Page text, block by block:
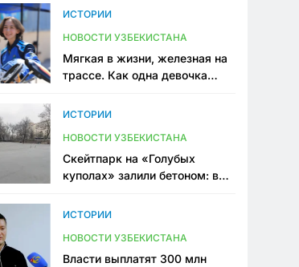
ИСТОРИИ
НОВОСТИ УЗБЕКИСТАНА
Мягкая в жизни, железная на
трассе. Как одна девочка
Узбекистане
ИСТОРИИ
НОВОСТИ УЗБЕКИСТАНА
Скейтпарк на «Голубых
куполах» залили бетоном: в
одно общественное
ИСТОРИИ
НОВОСТИ УЗБЕКИСТАНА
Власти выплатят 300 млн